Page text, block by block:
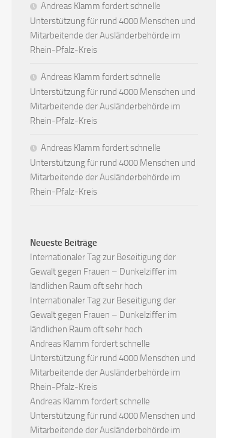
Andreas Klamm fordert schnelle
Unterstützung für rund 4000 Menschen und
Mitarbeitende der Ausländerbehörde im
Rhein-Pfalz-Kreis
Andreas Klamm fordert schnelle
Unterstützung für rund 4000 Menschen und
Mitarbeitende der Ausländerbehörde im
Rhein-Pfalz-Kreis
Andreas Klamm fordert schnelle
Unterstützung für rund 4000 Menschen und
Mitarbeitende der Ausländerbehörde im
Rhein-Pfalz-Kreis
Neueste Beiträge
Internationaler Tag zur Beseitigung der
Gewalt gegen Frauen – Dunkelziffer im
ländlichen Raum oft sehr hoch
Internationaler Tag zur Beseitigung der
Gewalt gegen Frauen – Dunkelziffer im
ländlichen Raum oft sehr hoch
Andreas Klamm fordert schnelle
Unterstützung für rund 4000 Menschen und
Mitarbeitende der Ausländerbehörde im
Rhein-Pfalz-Kreis
Andreas Klamm fordert schnelle
Unterstützung für rund 4000 Menschen und
Mitarbeitende der Ausländerbehörde im